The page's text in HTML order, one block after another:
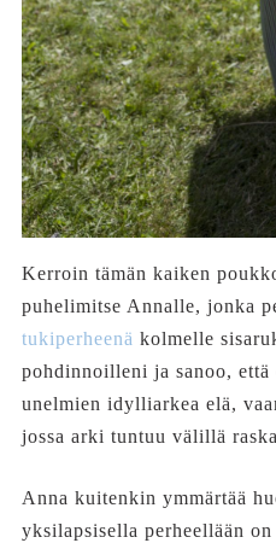
Kerroin tämän kaiken
puhelimitse Annalle, jonka
tukiperheenä kolmelle
pohdinnoilleni ja sanoo, että
unelmien idylliarkea elä,
jossa arki tuntuu välillä
Anna kuitenkin ymmärtää
yksilapsisella perheellään